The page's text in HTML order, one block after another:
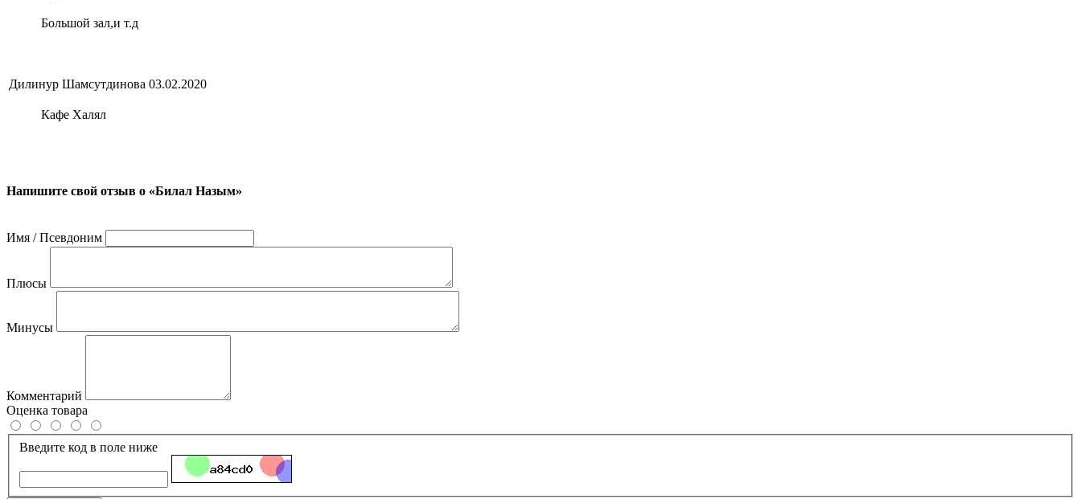
Большой зал,и т.д
Дилинур Шамсутдинова 03.02.2020
Кафе Халял
Напишите свой отзыв о «Билал Назым»
Имя / Псевдоним
Плюсы
Минусы
Комментарий
Оценка товара
Введите код в поле ниже